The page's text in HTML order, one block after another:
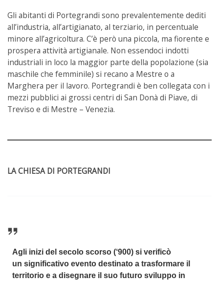
Gli abitanti di Portegrandi sono prevalentemente dediti
all’industria, all’artigianato, al terziario, in percentuale
minore all’agricoltura. C’è però una piccola, ma fiorente e
prospera attività artigianale. Non essendoci indotti
industriali in loco la maggior parte della popolazione (sia
maschile che femminile) si recano a Mestre o a
Marghera per il lavoro. Portegrandi è ben collegata con i
mezzi pubblici ai grossi centri di San Donà di Piave, di
Treviso e di Mestre – Venezia.
LA CHIESA DI PORTEGRANDI
Agli inizi del secolo scorso (‘900) si verificò
un significativo evento destinato a trasformare il
territorio e a disegnare il suo futuro sviluppo in